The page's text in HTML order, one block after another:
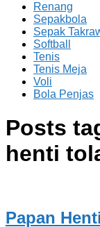
Renang
Sepakbola
Sepak
Softball
Tenis
Tenis Meja
Voli
Bola Penjas
Posts
henti
Papan